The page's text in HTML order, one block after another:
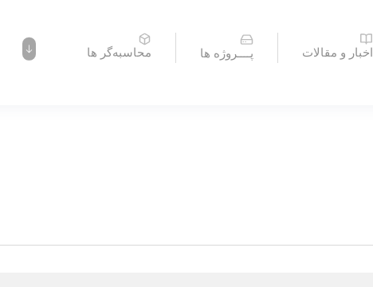
اخبار و مقالات پــــروژه ها محاسبه‌گر ها